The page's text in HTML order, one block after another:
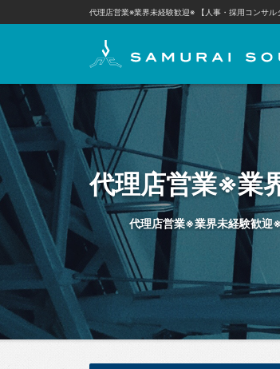
代理店営業※業界未経験歓迎※ 【人事・採用コンサ
代理店営業※業界未経験歓迎